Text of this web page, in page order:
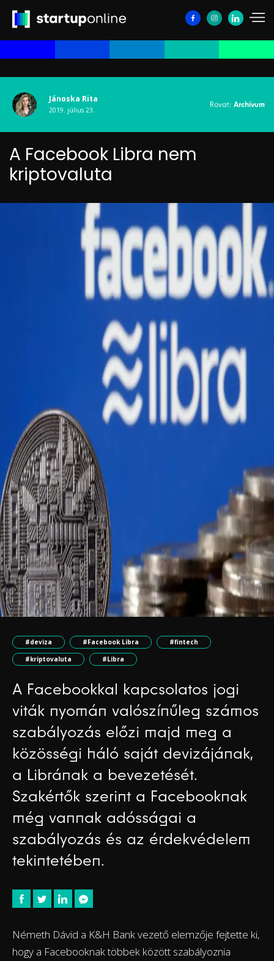
Jánoska Rita
2019. július 23.
Rovat: Archívum
A Facebook Libra nem
kriptovaluta
#deviza #Facebook Libra
#fintech
#kriptovaluta
#Libra
A Facebookkal kapcsolatos jogi
viták nyomán valószínűleg számos
szabályozás előzi majd meg a
közösségi háló saját devizájának,
a Librának a bevezetését.
Szakértők szerint a Facebooknak
még vannak adósságai a
szabályozás és az érdekvédelem
tekintetében.
Németh Dávid a K&H Bank vezető elemzője fejtette ki,
hogy a Facebooknak többek között szabályoznia